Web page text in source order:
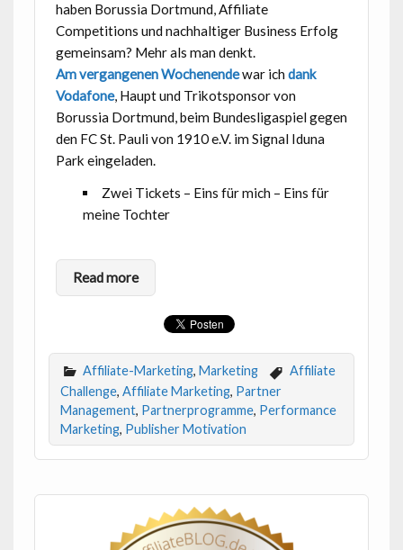
haben Borussia Dortmund, Affiliate
Competitions und nachhaltiger Business Erfolg
gemeinsam? Mehr als man denkt.
Am vergangenen Wochenendewar ich dank
Vodafone, Haupt und Trikotsponsor von
Borussia Dortmund, beim Bundesligaspiel gegen
den FC St. Pauli von 1910 e.V. im Signal Iduna
Park eingeladen.
Zwei Tickets – Eins für mich – Eins für
meine Tochter
Read more
Affiliate-Marketing, Marketing
Affiliate
Challenge, Affiliate Marketing, Partner
Management, Partnerprogramme, Performance
Marketing, Publisher Motivation